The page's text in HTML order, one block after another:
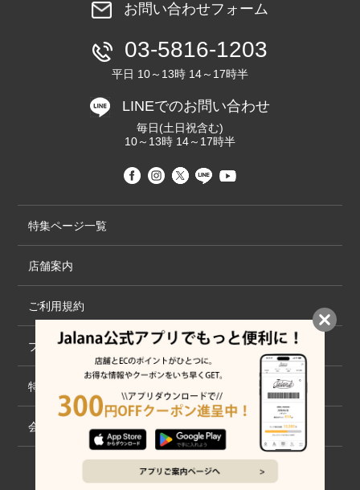
お問い合わせフォーム
03-5816-1203
平日 10～13時 14～17時半
LINEでのお問い合わせ
毎日(土日祝含む)
10～13時 14～17時半
特集ページ一覧
店舗案内
ご利用規約
プライバシーポリシー
特定商取引法について
会社概要
©2020 TRANS GLOBAL CO.,LTD.